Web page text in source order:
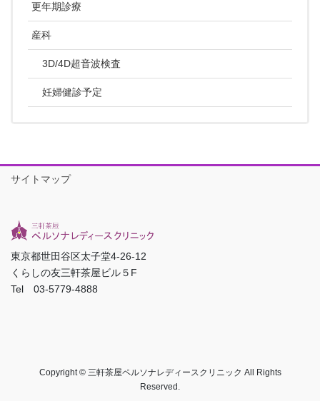
更年期診療
産科
3D/4D超音波検査
妊婦健診予定
サイトマップ
東京都世田谷区太子堂4-26-12
くらしの友三軒茶屋ビル５F
Tel 03-5779-4888
Copyright © 三軒茶屋ペルソナレディースクリニック All Rights
Reserved.